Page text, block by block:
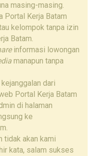
masing-masing.
Portal Kerja Batam
kelompok tanpa izin
Batam.
informasi lowongan
manapun tanpa
dari
Portal Kerja Batam
di halaman
ke
tidak akan kami
kata, salam sukses